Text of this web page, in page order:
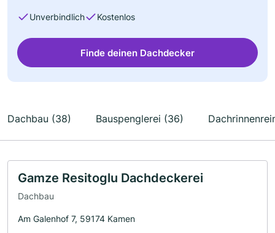
Unverbindlich Kostenlos
Finde deinen Dachdecker
Dachbau (38) Bauspenglerei (36)
Gamze Resitoglu Dachdeckerei
Dachbau
Am Galenhof 7, 59174 Kamen